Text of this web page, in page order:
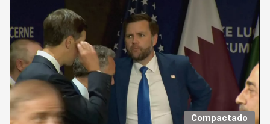
Compactado